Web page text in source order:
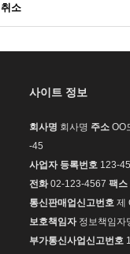
취소
사이트 정보
회사명 회사명 주소 OO
-45
사업자 등록번호 123-
전화02-123-4567 팩스
통신판매업신고번호 제
보호책임자정보책임자
부가통신사업신고번호